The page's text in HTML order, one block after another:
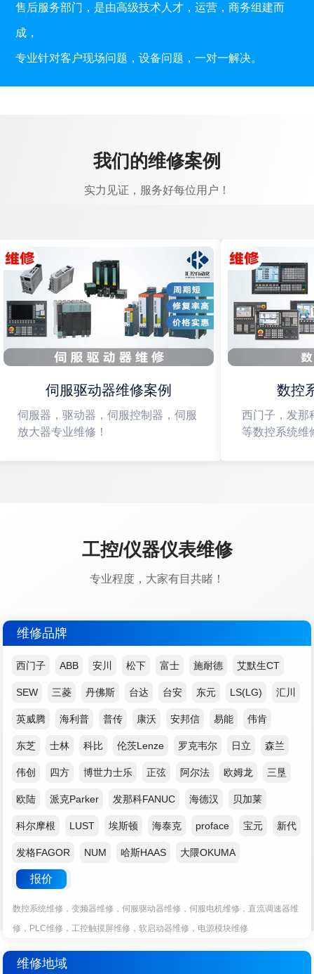
售后服务部门，是由高级技术人才，运营，商务组建而
成，
专业针对客户现场问题，设备问题，一对一解决。
我们的维修案例
实力见证，服务好每位用户！
伺服驱动器维修案例
伺服器，驱动器，伺服控制器，伺服
放大器专业维修！
数控
西门子，发那
等数控系统维修
工控/仪器仪表维修
专业程度，大家有目共睹！
维修品牌
西门子 ABB 安川 松下 富士 施耐德 艾默生CT
SEW 三菱 丹佛斯 台达 台安 东元 LS(LG) 汇川
英威腾 海利普 普传 康沃 安邦信 易能 伟肯
东芝 士林 科比 伦茨Lenze 罗克韦尔 日立 森兰
伟创 四方 博世力士乐 正弦 阿尔法 欧姆龙 三垦
欧陆 派克Parker 发那科FANUC 海德汉 贝加莱
科尔摩根 LUST 埃斯顿 海泰克 proface 宝元 新代
发格FAGOR NUM 哈斯HAAS 大隈OKUMA
报价
数控系统维修，变频器维修，伺服驱动器维修，伺服电机维修，直流调速器维
修，PLC维修，工控触摸屏维修，软启动器维修，电源模块维修
维修地域